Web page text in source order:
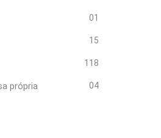
01
15
118
própria 04